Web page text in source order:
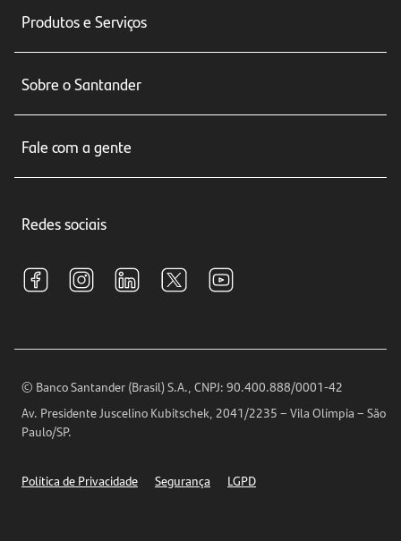
Produtos e Serviços
Seguros
Crédito e Financiamentos
Investimentos
Sobre o Santander
Relações com Investidores
Fale com a gente
Central de Renegociação
S.A.C
Encontre nossas agências
Horários de Atendimento
Telefones
Redes sociais
© Banco Santander (Brasil) S.A., CNPJ: 90.400.888/0001-42
Av. Presidente Juscelino Kubitschek, 2041/2235 – Vila Olímpia – São
Paulo/SP.
Política de Privacidade Segurança LGPD